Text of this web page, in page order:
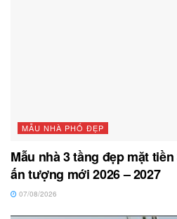
MẪU NHÀ PHỐ ĐẸP
Mẫu nhà 3 tầng đẹp mặt
ấn tượng mới 2026 – 2027
07/08/2026